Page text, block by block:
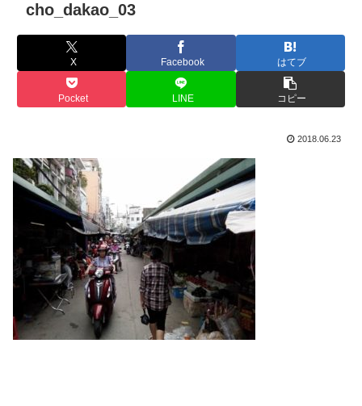
cho_dakao_03
X Facebook はてブ
Pocket LINE コピー
2018.06.23